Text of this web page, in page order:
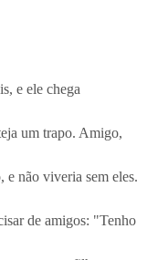
e ele chega
um trapo. Amigo,
e não viveria sem eles.
de amigos: "Tenho